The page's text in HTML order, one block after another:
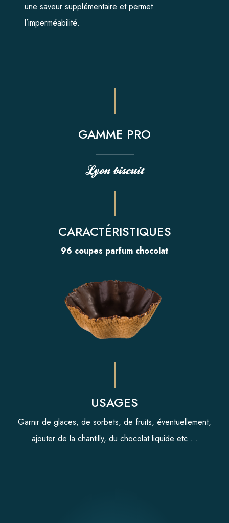
ACTUALITÉS
Salons
Nouveautés
CONTACTER LYON BISCUIT
POLITIQUE RSE
une saveur supplémentaire et permet
l’imperméabilité.
GAMME PRO
Lyon biscuit
CARACTÉRISTIQUES
96 coupes parfum chocolat
USAGES
Garnir de glaces, de sorbets, de fruits, éventuellement,
ajouter de la chantilly, du chocolat liquide etc....